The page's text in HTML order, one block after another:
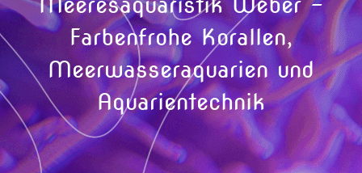
Farbenfrohe Korallen,
Meerwasseraquarien und
Aquarientechnik